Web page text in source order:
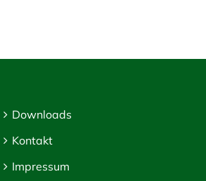
Downloads
Kontakt
Impressum